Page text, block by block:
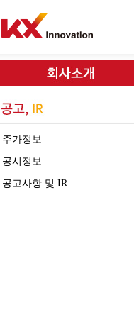
주가정보
공시정보
공고사항 및 IR